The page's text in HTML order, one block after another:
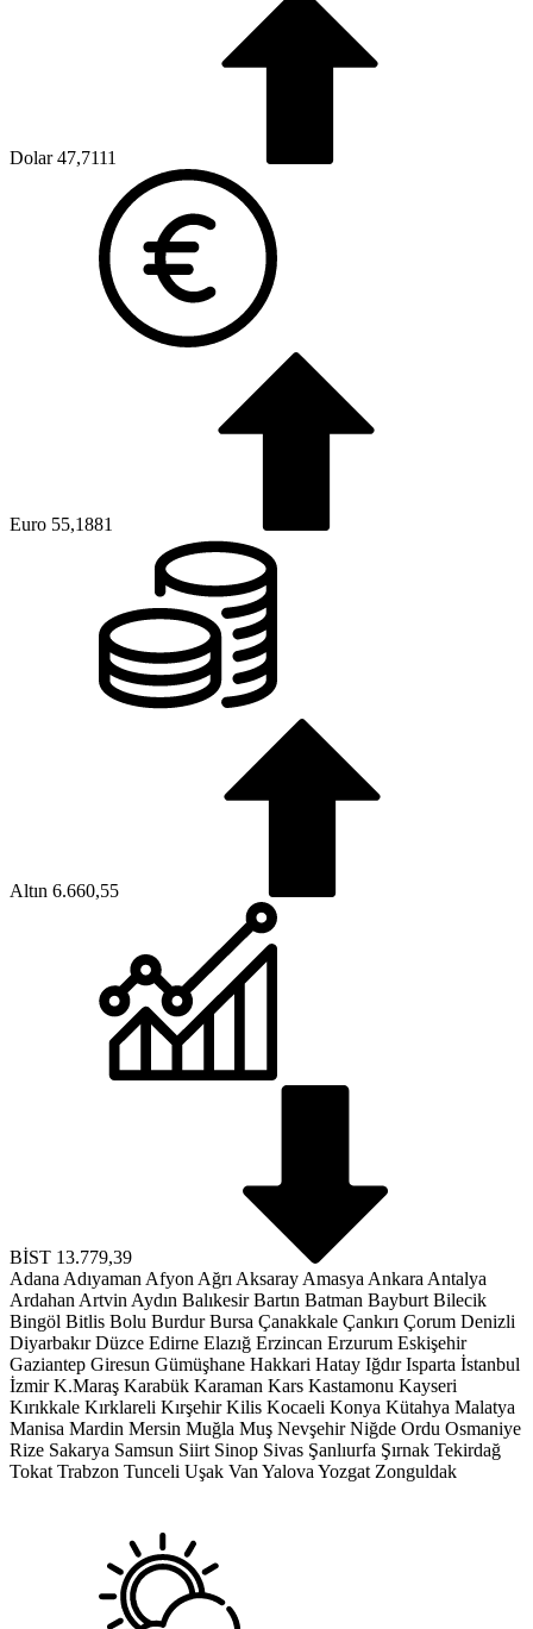
Dolar 47,7111
Euro 55,1881
Altın 6.660,55
BİST 13.779,39
Adana Adıyaman Afyon Ağrı Aksaray Amasya Ankara Antalya
Ardahan Artvin Aydın Balıkesir Bartın Batman Bayburt Bilecik
Bingöl Bitlis Bolu Burdur Bursa Çanakkale Çankırı Çorum Denizli
Diyarbakır Düzce Edirne Elazığ Erzincan Erzurum Eskişehir
Gaziantep Giresun Gümüşhane Hakkari Hatay Iğdır Isparta İstanbul
İzmir K.Maraş Karabük Karaman Kars Kastamonu Kayseri
Kırıkkale Kırklareli Kırşehir Kilis Kocaeli Konya Kütahya Malatya
Manisa Mardin Mersin Muğla Muş Nevşehir Niğde Ordu Osmaniye
Rize Sakarya Samsun Siirt Sinop Sivas Şanlıurfa Şırnak Tekirdağ
Tokat Trabzon Tunceli Uşak Van Yalova Yozgat Zonguldak